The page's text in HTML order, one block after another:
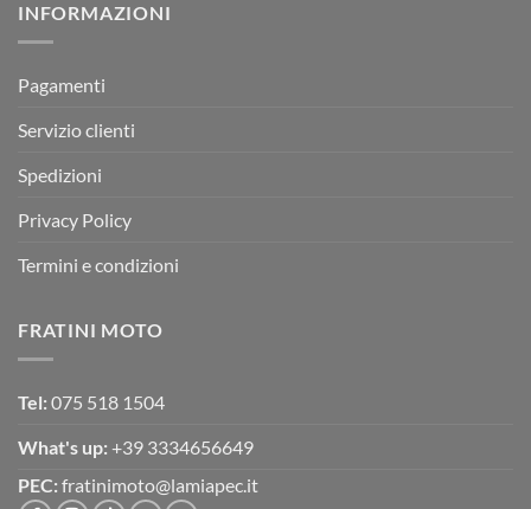
MOTOR
INFORMAZIONI
Pagamenti
Servizio clienti
Spedizioni
Privacy Policy
Termini e condizioni
FRATINI MOTO
Tel: 075 518 1504
What's up: +39 3334656649
PEC: fratinimoto@lamiapec.it